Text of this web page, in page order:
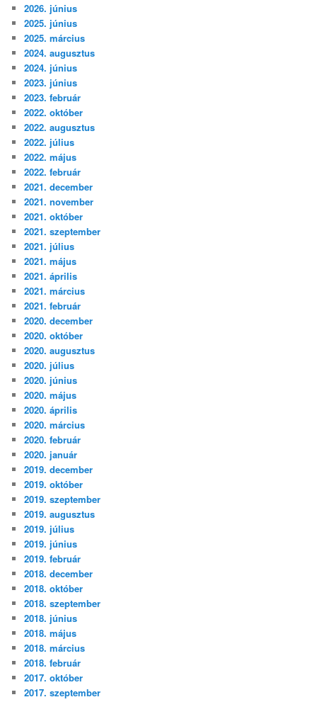
2026. június
2025. június
2025. március
2024. augusztus
2024. június
2023. június
2023. február
2022. október
2022. augusztus
2022. július
2022. május
2022. február
2021. december
2021. november
2021. október
2021. szeptember
2021. július
2021. május
2021. április
2021. március
2021. február
2020. december
2020. október
2020. augusztus
2020. július
2020. június
2020. május
2020. április
2020. március
2020. február
2020. január
2019. december
2019. október
2019. szeptember
2019. augusztus
2019. július
2019. június
2019. február
2018. december
2018. október
2018. szeptember
2018. június
2018. május
2018. március
2018. február
2017. október
2017. szeptember